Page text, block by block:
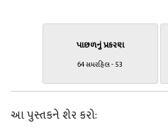
પાછળનું પ્રકરણ
64 સમરહિલ - 53
આ પુસ્તકને શેર કરો: